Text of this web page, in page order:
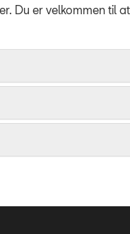
Du er velkommen til